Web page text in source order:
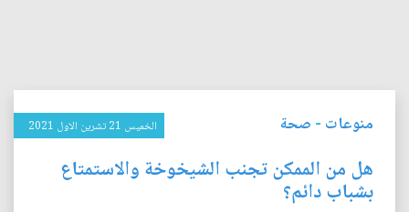
منوعات - صحة الخميس 21 تشرين الاول 2021
هل من الممكن تجنب الشيخوخة والاستمتاع
بشباب دائم؟